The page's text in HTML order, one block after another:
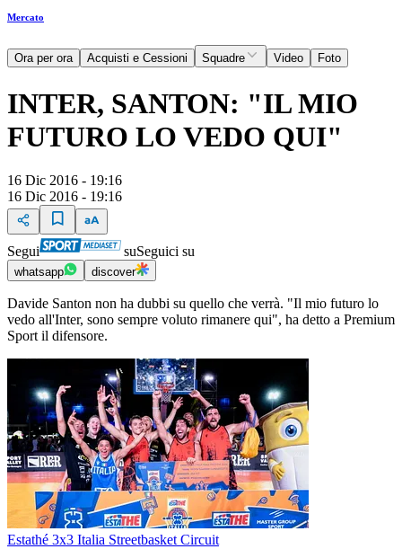
Mercato
Ora per ora Acquisti e Cessioni Squadre Video Foto
INTER, SANTON: "IL MIO
FUTURO LO VEDO QUI"
16 Dic 2016 - 19:16
16 Dic 2016 - 19:16
Segui suSeguici su
whatsapp discover
Davide Santon non ha dubbi su quello che verrà. "Il mio futuro lo
vedo all'Inter, sono sempre voluto rimanere qui", ha detto a Premium
Sport il difensore.
Estathé 3x3 Italia Streetbasket Circuit